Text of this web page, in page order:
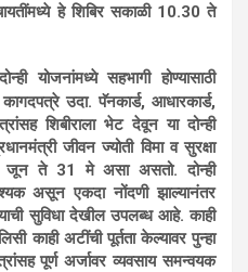
हे शिबिर सकाळी 10.30 ते
योजनांमध्ये सहभागी होण्यासाठी
उदा. पॅनकार्ड, आधारकार्ड,
शिबीराला भेट देवून या दोन्ही
जीवन ज्योती विमा व सुरक्षा
1 जून ते 31 मे असा असतो. दोन्ही
असून एकदा नोंदणी झाल्यानंतर
सुविधा देखील उपलब्ध आहे. काही
काही अटींची पूर्तता केल्यावर पुन्हा
पूर्ण अर्जावर व्यवसाय समन्वयक